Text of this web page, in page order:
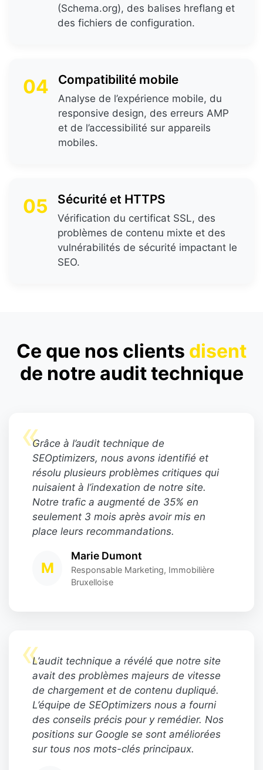
(Schema.org), des balises hreflang et
des fichiers de configuration.
04 Compatibilité mobile
Analyse de l’expérience mobile, du
responsive design, des erreurs AMP
et de l’accessibilité sur appareils
mobiles.
05 Sécurité et HTTPS
Vérification du certificat SSL, des
problèmes de contenu mixte et des
vulnérabilités de sécurité impactant le
SEO.
Ce que nos clients disent
de notre audit technique
«
Grâce à l’audit technique de
SEOptimizers, nous avons identifié et
résolu plusieurs problèmes critiques qui
nuisaient à l’indexation de notre site.
Notre trafic a augmenté de 35% en
seulement 3 mois après avoir mis en
place leurs recommandations.
M
Marie Dumont
Responsable Marketing, Immobilière
Bruxelloise
«
L’audit technique a révélé que notre site
avait des problèmes majeurs de vitesse
de chargement et de contenu dupliqué.
L’équipe de SEOptimizers nous a fourni
des conseils précis pour y remédier. Nos
positions sur Google se sont améliorées
sur tous nos mots-clés principaux.